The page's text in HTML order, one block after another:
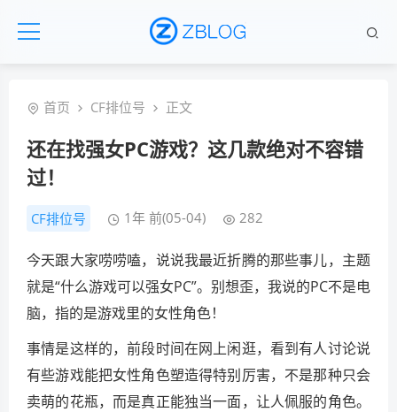
首页 CF排位号 正文
还在找强女PC游戏？这几款绝对不容错
过！
CF排位号 1年 前(05-04) 282
今天跟大家唠唠嗑，说说我最近折腾的那些事儿，主题
就是“什么游戏可以强女PC”。别想歪，我说的PC不是电
脑，指的是游戏里的女性角色！
事情是这样的，前段时间在网上闲逛，看到有人讨论说
有些游戏能把女性角色塑造得特别厉害，不是那种只会
卖萌的花瓶，而是真正能独当一面，让人佩服的角色。